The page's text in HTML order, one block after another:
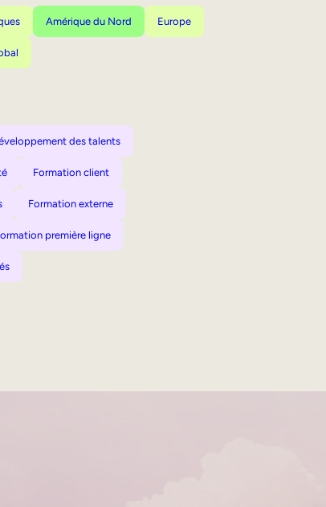
Amérique du Nord Europe
des talents
Formation client
Formation externe
première ligne